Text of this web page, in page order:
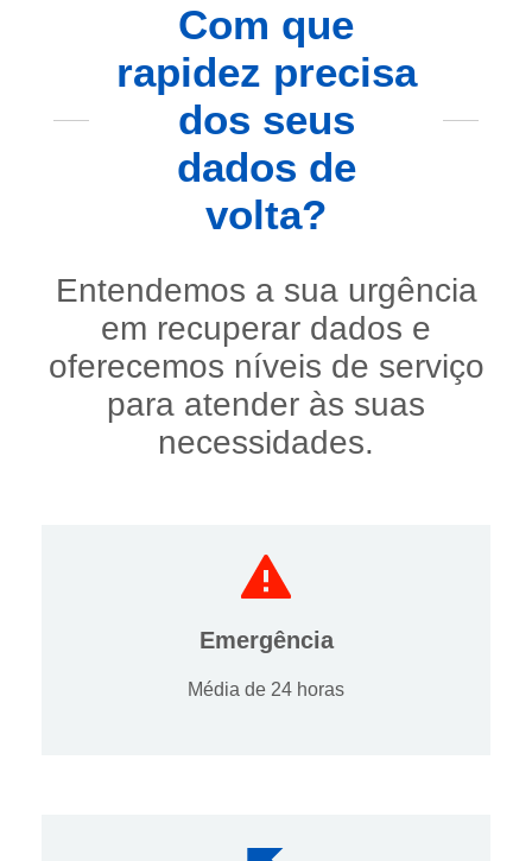
Com que
rapidez precisa
dos seus
dados de
volta?
Entendemos a sua urgência
em recuperar dados e
oferecemos níveis de serviço
para atender às suas
necessidades.
Emergência
Média de 24 horas